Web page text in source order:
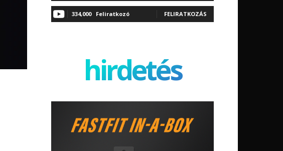
334,000 Feliratkozó FELIRATKOZÁS
hirdetés